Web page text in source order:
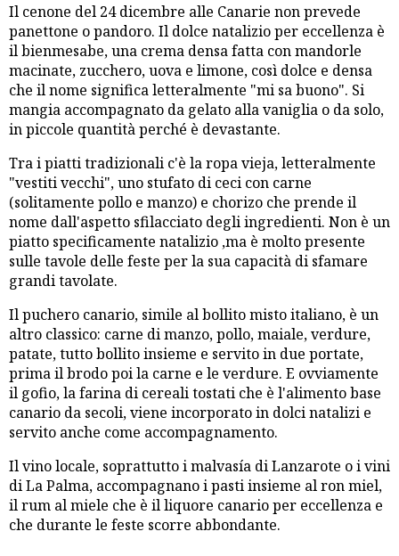
Il cenone del 24 dicembre alle Canarie non prevede
panettone o pandoro. Il dolce natalizio per eccellenza è
il bienmesabe, una crema densa fatta con mandorle
macinate, zucchero, uova e limone, così dolce e densa
che il nome significa letteralmente "mi sa buono". Si
mangia accompagnato da gelato alla vaniglia o da solo,
in piccole quantità perché è devastante.
Tra i piatti tradizionali c'è la ropa vieja, letteralmente
"vestiti vecchi", uno stufato di ceci con carne
(solitamente pollo e manzo) e chorizo che prende il
nome dall'aspetto sfilacciato degli ingredienti. Non è un
piatto specificamente natalizio ,ma è molto presente
sulle tavole delle feste per la sua capacità di sfamare
grandi tavolate.
Il puchero canario, simile al bollito misto italiano, è un
altro classico: carne di manzo, pollo, maiale, verdure,
patate, tutto bollito insieme e servito in due portate,
prima il brodo poi la carne e le verdure. E ovviamente
il gofio, la farina di cereali tostati che è l'alimento base
canario da secoli, viene incorporato in dolci natalizi e
servito anche come accompagnamento.
Il vino locale, soprattutto i malvasía di Lanzarote o i vini
di La Palma, accompagnano i pasti insieme al ron miel,
il rum al miele che è il liquore canario per eccellenza e
che durante le feste scorre abbondante.